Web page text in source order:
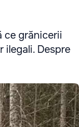
ce grănicerii
Despre